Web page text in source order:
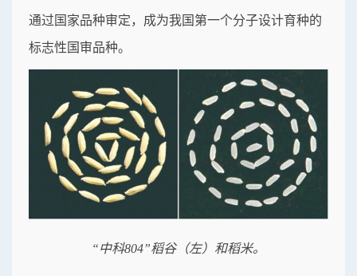
通过国家品种审定，成为我国第一个分子设计育种的
标志性国审品种。
“中科804”稻谷（左）和稻米。